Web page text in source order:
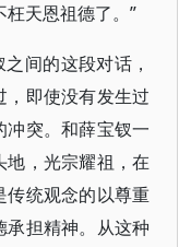
天恩祖德了。”
间的这段对话，
即使没有发生过
突。和薛宝钗一
，光宗耀祖，在
传统观念的以尊重
承担精神。从这种